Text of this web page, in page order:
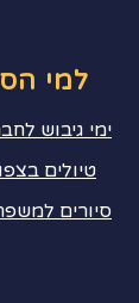
למי
ימי גיבוש
טיולים
סיורים